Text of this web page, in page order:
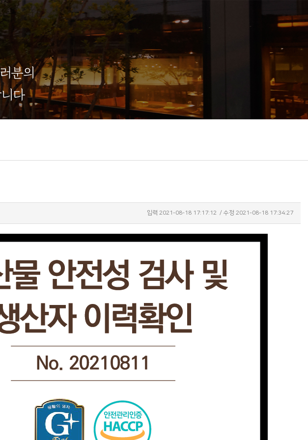
분의
다
입력 2021-08-18 17:17:12 / 수정 2021-08-18 17:34:27